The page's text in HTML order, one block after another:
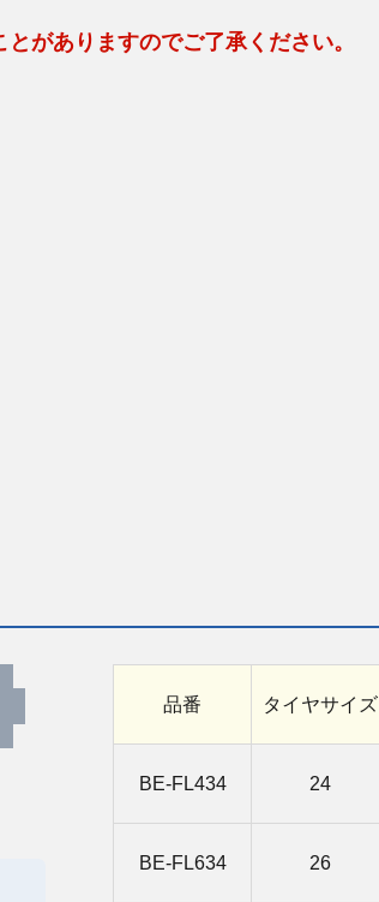
がありますのでご了承ください。
品番 タイヤサイズ
BE-FL434 24
BE-FL634 26